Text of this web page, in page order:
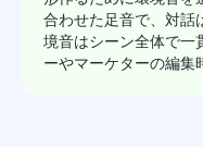
合わせた足音で、対話
境音はシーン全体で一
ーやマーケターの編集